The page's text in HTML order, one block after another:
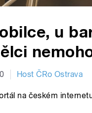
u
Host ČRo Ostrava
na českém